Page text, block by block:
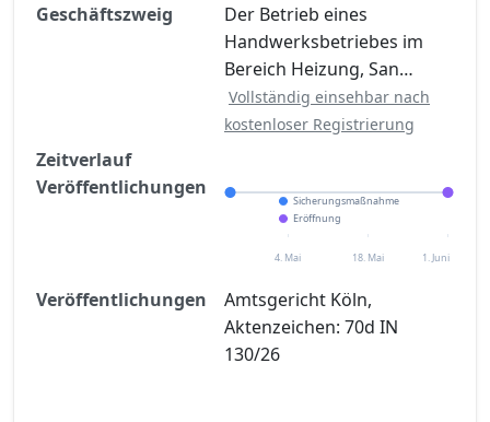
Geschäftszweig
Der Betrieb eines
Handwerksbetriebes im
Bereich Heizung, San…
Vollständig einsehbar nach
kostenloser Registrierung
Zeitverlauf
Veröffentlichungen
Sicherungsmaßnahme
Eröffnung
4. Mai 18. Mai 1. Juni
Veröffentlichungen
Amtsgericht Köln,
Aktenzeichen: 70d IN
130/26